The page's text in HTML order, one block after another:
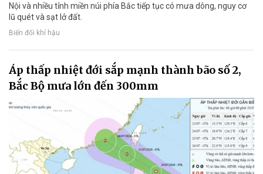
Nội và nhiều tỉnh miền núi phía Bắc tiếp tục có mưa dông, nguy cơ
lũ quét và sạt lở đất.
Biến đổi khí hậu
Áp thấp nhiệt đới sắp mạnh thành bão số 2,
Bắc Bộ mưa lớn đến 300mm